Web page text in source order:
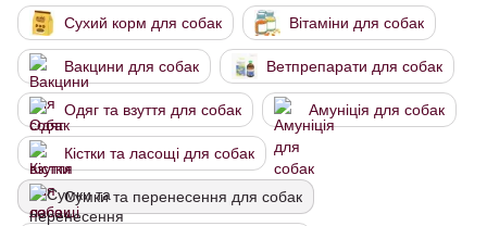
Сухий корм для собак Вітаміни для собак
Вакцини для собак Ветпрепарати для собак
Одяг та взуття для собак Амуніція для собак
Кістки та ласощі для собак
Сумки та перенесення для собак